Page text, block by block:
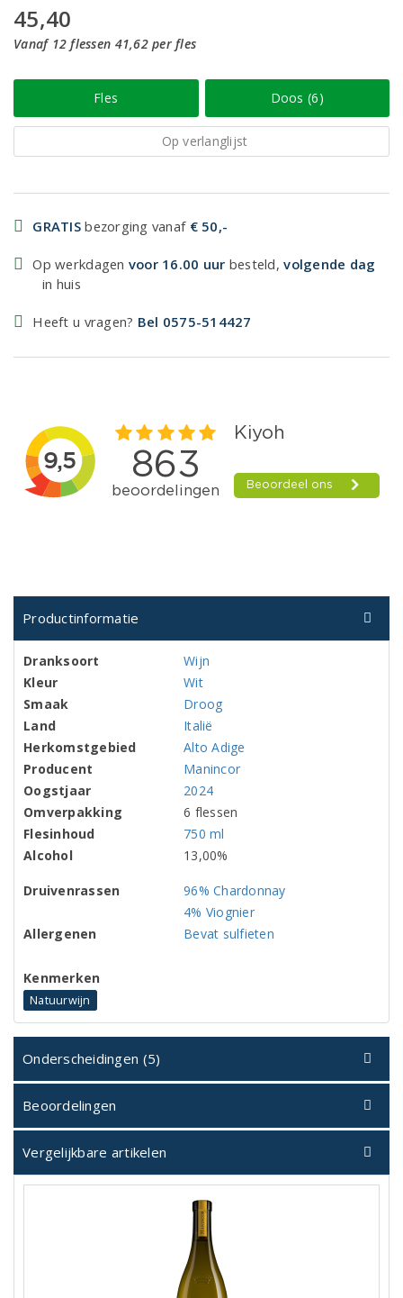
45,40
Vanaf 12 flessen 41,62 per fles
Fles Doos (6)
Op verlanglijst
GRATIS bezorging vanaf € 50,-
Op werkdagen voor 16.00 uur besteld,volgende dag
in huis
Heeft u vragen? Bel 0575-514427
Productinformatie
Dranksoort
Wijn
Kleur
Wit
Smaak
Droog
Land
Italië
Herkomstgebied
Alto Adige
Producent
Manincor
Oogstjaar
2024
Omverpakking
6 flessen
Flesinhoud
750 ml
Alcohol
13,00%
Druivenrassen
96% Chardonnay
4% Viognier
Allergenen
Bevat sulfieten
Kenmerken
Natuurwijn
Onderscheidingen (5)
Beoordelingen
Vergelijkbare artikelen